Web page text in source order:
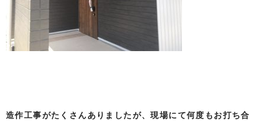
造作工事がたくさんありましたが、現場にて何度もお打ち合